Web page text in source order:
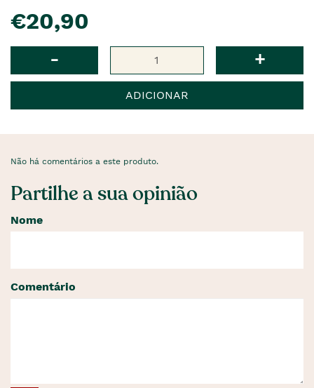
€20,90
- +
ADICIONAR
Não há comentários a este produto.
Partilhe a sua opinião
Nome
Comentário